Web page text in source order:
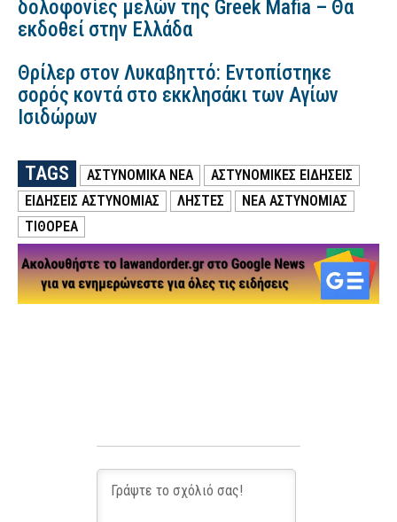
δολοφονίες μελών της Greek Mafia – Θα
εκδοθεί στην Ελλάδα
Θρίλερ στον Λυκαβηττό: Εντοπίστηκε
σορός κοντά στο εκκλησάκι των Αγίων
Ισιδώρων
TAGS ΑΣΤΥΝΟΜΙΚΑ ΝΕΑ
ΑΣΤΥΝΟΜΙΚΕΣ ΕΙΔΗΣΕΙΣ
ΕΙΔΗΣΕΙΣ ΑΣΤΥΝΟΜΙΑΣ
ΛΗΣΤΕΣ
ΝΕΑ ΑΣΤΥΝΟΜΙΑΣ
ΤΙΘΟΡΕΑ